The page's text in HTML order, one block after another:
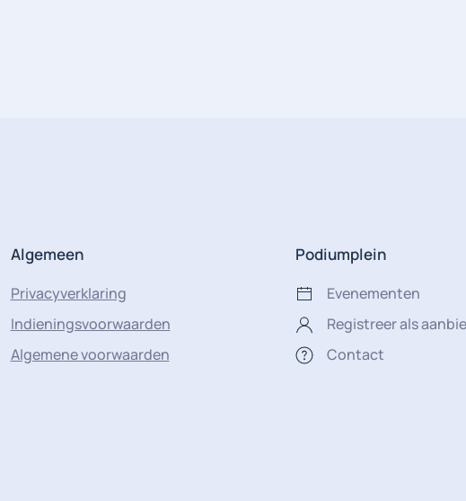
Algemeen
Privacyverklaring
Indieningsvoorwaarden
Algemene voorwaarden
Podiumplein
Evenementen
Registreer als
Contact